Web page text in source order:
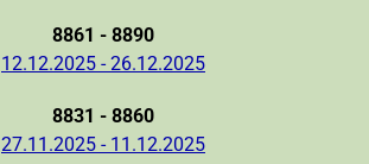
8861 - 8890
12.12.2025 - 26.12.2025
8831 - 8860
27.11.2025 - 11.12.2025